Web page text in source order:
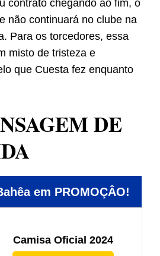
contrato chegando ao fim, o
não continuará no clube na
Para os torcedores, essa
misto de tristeza e
que Cuesta fez enquanto
DE
em PROMOÇÂO!
Camisa Oficial 2024